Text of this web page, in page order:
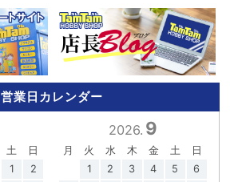
営業日カレンダー
土
日
1
2
2026. 9
月 火 水 木 金 土
日
1
2 3 4 5
6